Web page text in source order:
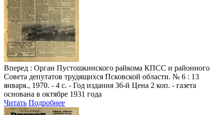
Вперед : Орган Пустошкинского райкома КПСС и районного
Совета депутатов трудящихся Псковской области. № 6 : 13
января., 1970. - 4 с. - Год издания 36-й Цена 2 коп. - газета
основана в октябре 1931 года
Читать Подробнее